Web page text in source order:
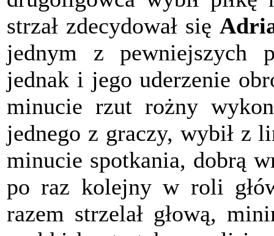
strzał zdecydował się
jednym z pewniejszych
jednak i jego uderzenie
minucie rzut rożny
jednego z graczy, wybił z
minucie spotkania, dobrą
po raz kolejny w roli
razem strzelał głową,